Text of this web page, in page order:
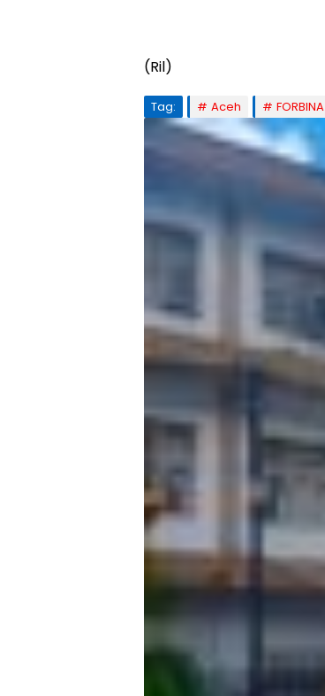
(Ril)
Tag: Aceh FORBINA